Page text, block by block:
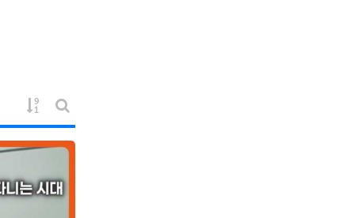
게시물 정렬
게시판 검색